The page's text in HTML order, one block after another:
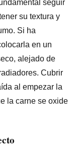
seguir
su textura y
Si ha
en un
alejado de
Cubrir
al empezar la
la carne se oxide